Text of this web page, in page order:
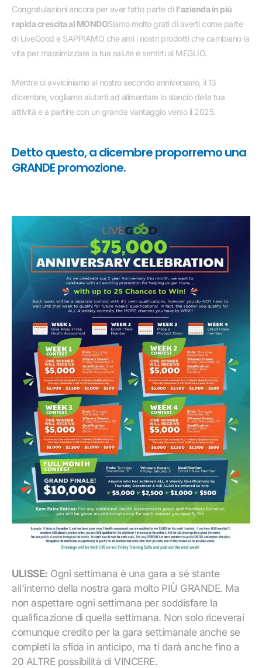
Congratulazioni ancora per aver fatto parte di l'azienda in più
rapida crescita al MONDOSiamo molto grati di averti come parte
di LiveGood e SAPPIAMO che ami i nostri prodotti che cambiano la
vita per massimizzare la tua salute e sentirti al MEGLIO.
Mentre ci avviciniamo al nostro secondo anniversario, il 13
dicembre, vogliamo aiutarti ad alimentare lo slancio della tua
attività e a partire con un grande vantaggio verso il 2025.
Detto questo, a dicembre proporremo una
GRANDE promozione.
ULISSE: Ogni settimana è una gara a sé stante
all'interno della nostra gara molto PIÙ GRANDE. Ma
non aspettare ogni settimana per soddisfare la
qualificazione di quella settimana. Non solo riceverai
comunque credito per la gara settimanale anche se
completi la sfida in anticipo, ma ti darà anche fino a
20 ALTRE possibilità di VINCERE.